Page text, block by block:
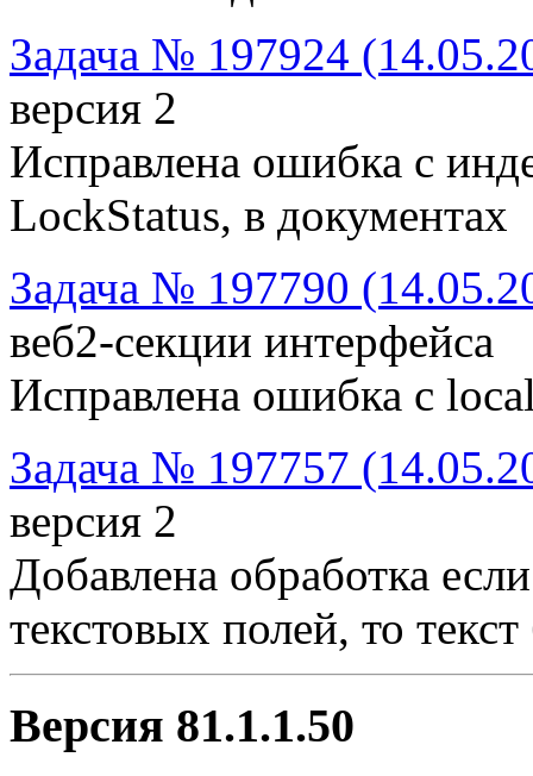
Задача № 197924
версия 2
Исправлена ошибка с
LockStatus, в документах
Задача № 197790
веб2-секции интерфейса
Исправлена ошибка с
Задача № 197757
версия 2
Добавлена обработка
текстовых полей, то
Версия 81.1.1.50